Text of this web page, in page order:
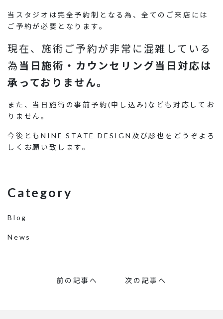
当スタジオは完全予約制となる為、全てのご来店には
ご予約が必要となります。
現在、施術ご予約が非常に混雑している
為 当日施術・カウンセリング当日対応は
承っておりません。
また、当日施術の事前予約(申し込み)なども対応してお
りません。
今後ともNINE STATE DESIGN及び彫也をどうぞよろ
しくお願い致します。
Category
Blog
News
前の記事へ 次の記事へ